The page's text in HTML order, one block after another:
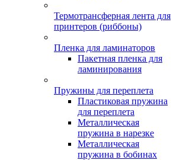
Термотрансферная лента для
принтеров (риббоны)
Пленка для ламинаторов
Пакетная пленка для
ламинирования
Пружины для переплета
Пластиковая пружина
для переплета
Металлическая
пружина в нарезке
Металлическая
пружина в бобинах